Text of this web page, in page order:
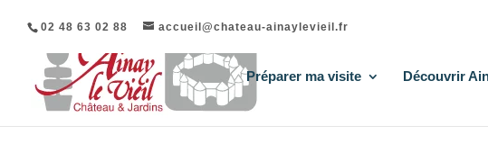
02 48 63 02 88 accueil@chateau-ainaylevieil.fr
Préparer ma visite Découvrir